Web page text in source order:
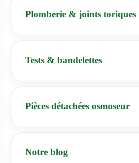
Plomberie & joints toriques
Tests & bandelettes
Pièces détachées osmoseur
Notre blog